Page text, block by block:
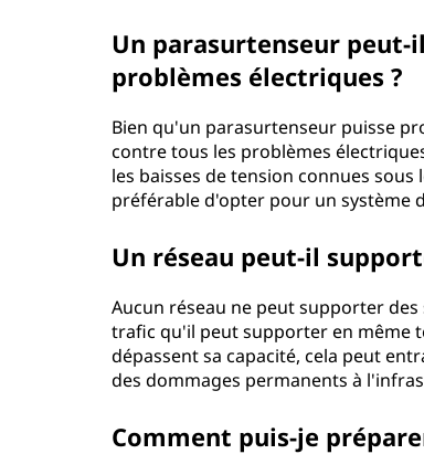
Un parasurtenseur
problèmes électriques ?
Bien qu'un parasurtenseur puisse
contre tous les problèmes
les baisses de tension connues
préférable d'opter pour un système
Un réseau peut-il
Aucun réseau ne peut supporter
trafic qu'il peut supporter en même
dépassent sa capacité, cela peut
des dommages permanents à
Comment puis-je